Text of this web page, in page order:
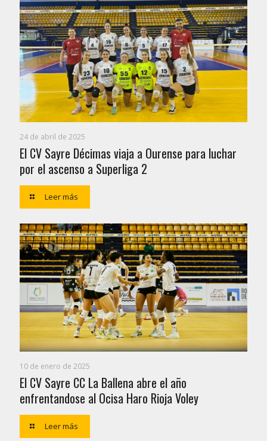
24 de abril de 2025
El CV Sayre Décimas viaja a Ourense para luchar
por el ascenso a Superliga 2
Leer más
10 de enero de 2025
El CV Sayre CC La Ballena abre el año
enfrentandose al Ocisa Haro Rioja Voley
Leer más